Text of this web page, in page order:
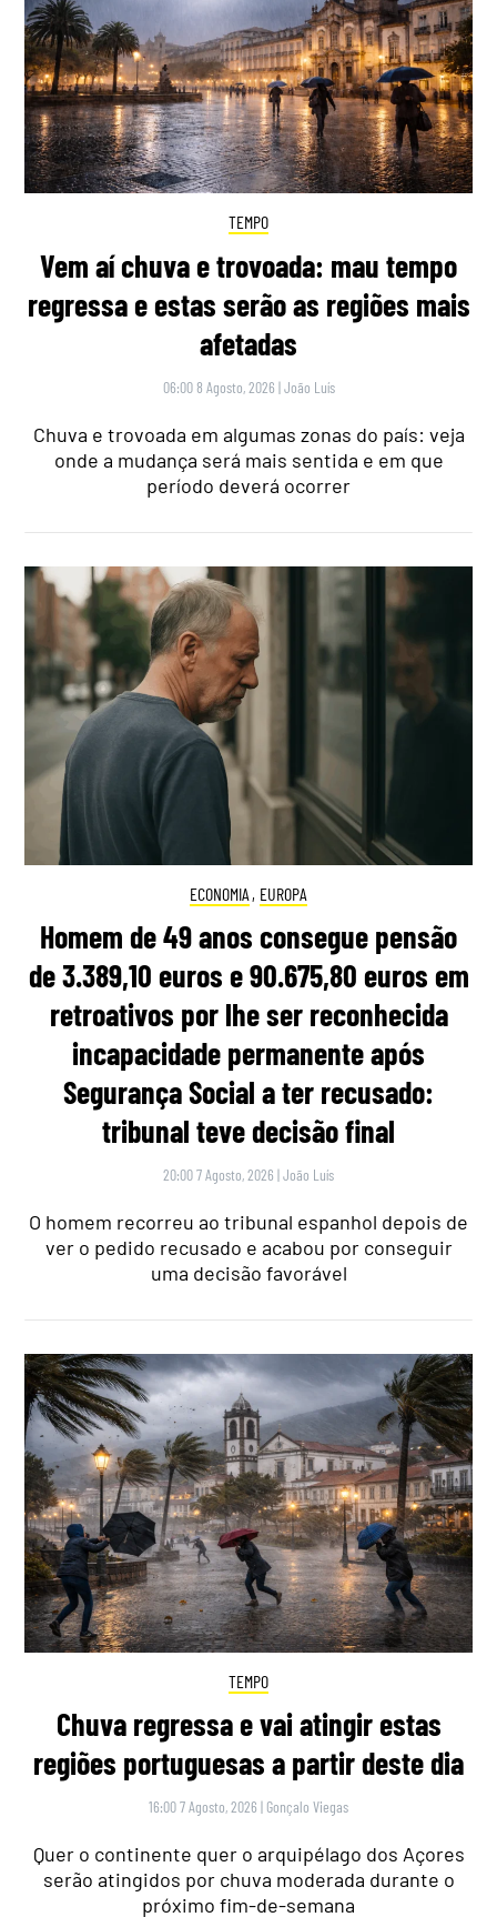
TEMPO
Vem aí chuva e trovoada: mau tempo
regressa e estas serão as regiões mais
afetadas
06:00 8 Agosto, 2026 |João Luís
Chuva e trovoada em algumas zonas do país: veja
onde a mudança será mais sentida e em que
período deverá ocorrer
ECONOMIA , EUROPA
Homem de 49 anos consegue pensão
de 3.389,10 euros e 90.675,80 euros em
retroativos por lhe ser reconhecida
incapacidade permanente após
Segurança Social a ter recusado:
tribunal teve decisão final
20:00 7 Agosto, 2026 |João Luís
O homem recorreu ao tribunal espanhol depois de
ver o pedido recusado e acabou por conseguir
uma decisão favorável
TEMPO
Chuva regressa e vai atingir estas
regiões portuguesas a partir deste dia
16:00 7 Agosto, 2026 | Gonçalo Viegas
Quer o continente quer o arquipélago dos Açores
serão atingidos por chuva moderada durante o
próximo fim-de-semana